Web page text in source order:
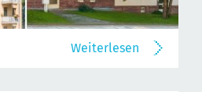
Weiterlesen